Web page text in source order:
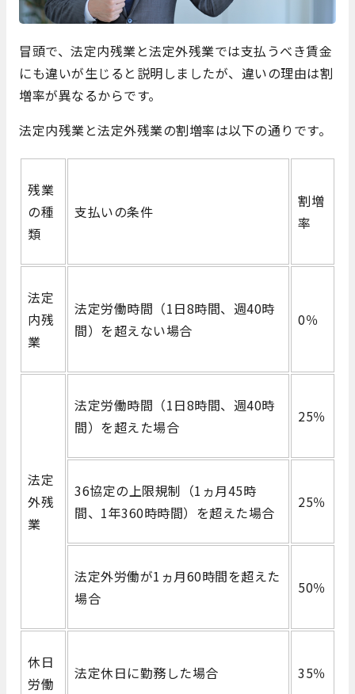
冒頭で、法定内残業と法定外残業では支払うべき賃金
にも違いが生じると説明しましたが、違いの理由は割
増率が異なるからです。
法定内残業と法定外残業の割増率は以下の通りです。
残業
の種
類
支払いの条件
割増
率
法定
内残
業
法定労働時間（1日8時間、週40時
間）を超えない場合
0％
法定
外残
業
法定労働時間（1日8時間、週40時
間）を超えた場合
25％
36協定の上限規制（1ヵ月45時
間、1年360時時間）を超えた場合
25％
法定外労働が1ヵ月60時間を超えた
場合
50％
休日
労働
法定休日に勤務した場合 35％